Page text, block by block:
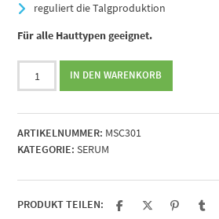
reguliert die Talgproduktion
Für alle Hauttypen geeignet.
Elixir,
Menge
IN DEN WARENKORB
ARTIKELNUMMER: MSC301
KATEGORIE: SERUM
PRODUKT TEILEN: